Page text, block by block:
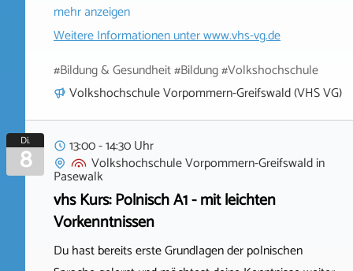
mehr anzeigen
Weitere Informationen unterwww.vhs-vg.de
#Bildung & Gesundheit #Bildung #Volkshochschule
Volkshochschule Vorpommern-Greifswald (VHS VG)
Di.
8
13:00 - 14:30 Uhr
Volkshochschule Vorpommern-Greifswaldin
Pasewalk
vhs Kurs: Polnisch A1 - mit leichten
Vorkenntnissen
Du hast bereits erste Grundlagen der polnischen